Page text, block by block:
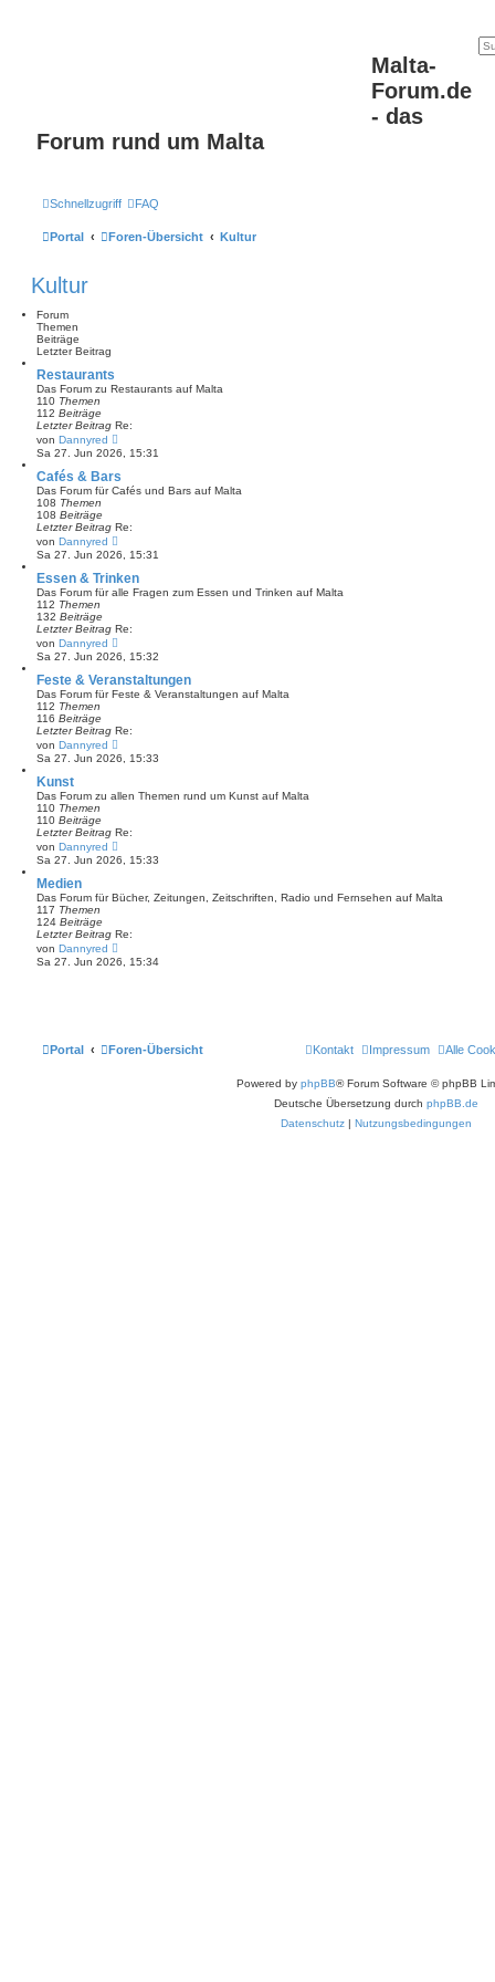
Malta-
Forum.de
- das
Forum rund um Malta
Schnellzugriff FAQ
Portal Foren-Übersicht Kultur
Kultur
Forum
Themen
Beiträge
Letzter Beitrag
Restaurants
Das Forum zu Restaurants auf Malta
110 Themen
112 Beiträge
Letzter Beitrag Re:
von Dannyred
e
u
e
s
t
r
B
i
r
a
Sa 27. Jun 2026, 15:31
Cafés & Bars
Das Forum für Cafés und Bars auf Malta
108 Themen
108 Beiträge
Letzter Beitrag Re:
von Dannyred
e
u
e
s
t
r
B
i
r
a
Sa 27. Jun 2026, 15:31
Essen & Trinken
Das Forum für alle Fragen zum Essen und Trinken auf Malta
112 Themen
132 Beiträge
Letzter Beitrag Re:
von Dannyred
e
u
e
s
t
r
B
i
a
Sa 27. Jun 2026, 15:32
Feste & Veranstaltungen
Das Forum für Feste & Veranstaltungen auf Malta
112 Themen
116 Beiträge
Letzter Beitrag Re:
von Dannyred
e
u
s
t
r
B
i
a
Sa 27. Jun 2026, 15:33
Kunst
Das Forum zu allen Themen rund um Kunst auf Malta
110 Themen
110 Beiträge
Letzter Beitrag Re:
von Dannyred
e
u
s
t
r
B
i
Sa 27. Jun 2026, 15:33
Medien
Das Forum für Bücher, Zeitungen, Zeitschriften, Radio und Fernsehen auf Malta
117 Themen
124 Beiträge
Letzter Beitrag Re:
von Dannyred
e
u
e
Sa 27. Jun 2026, 15:34
Portal Foren-Übersicht Alle
Impressum
Kontakt
Powered by phpBB® Forum Software © phpBB
Deutsche Übersetzung durch phpBB.de
Datenschutz | Nutzungsbedingungen